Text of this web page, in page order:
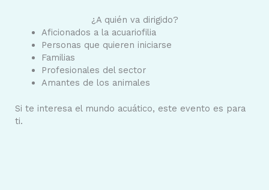
¿A quién va dirigido?
Aficionados a la acuariofilia
Personas que quieren iniciarse
Familias
Profesionales del sector
Amantes de los animales
Si te interesa el mundo acuático, este evento es para
ti.